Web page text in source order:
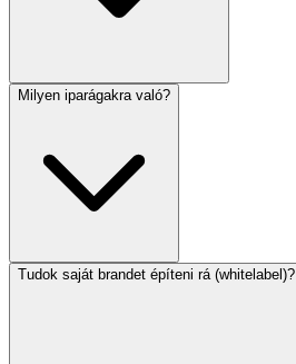
Milyen iparágakra való?
Tudok saját brandet építeni rá (whitelabel)?